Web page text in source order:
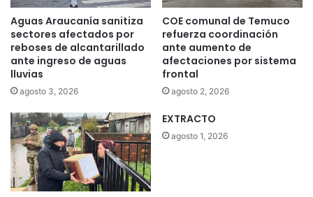
e
n
e
s
t
u
d
o
l
c
a
m
i
n
o
T
e
m
u
c
o
Aguas Araucanía sanitiza
sectores afectados por
reboses de alcantarillado
ante ingreso de aguas
lluvias
agosto 3, 2026
COE comunal de Temuco
refuerza coordinación
ante aumento de
afectaciones por sistema
frontal
agosto 2, 2026
EXTRACTO
agosto 1, 2026